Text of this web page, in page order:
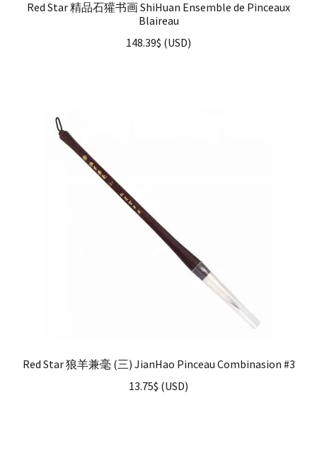
Red Star 精品石獾书画 ShiHuan Ensemble de Pinceaux
Blaireau
148.39$ (USD)
Red Star 狼羊兼毫 (三) JianHao Pinceau Combinasion #3
13.75$ (USD)